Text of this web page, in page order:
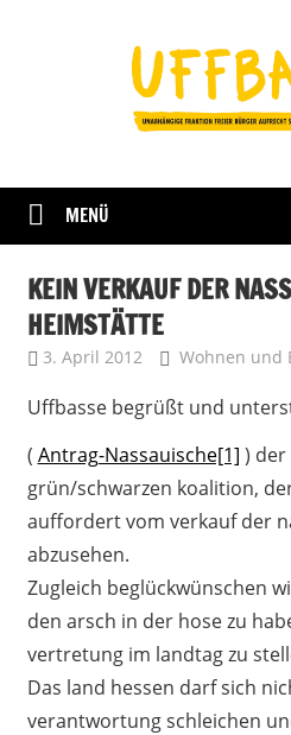
Darmstadt
MENÜ
KEIN VERKAUF DER
HEIMSTÄTTE
3. April 2012 Uffbasse
Wohnen und
Uffbasse begrüßt und
( Antrag-Nassauische[1] ) der
grün/schwarzen koalition,
auffordert vom verkauf der
abzusehen.
Zugleich beglückwünschen
den arsch in der hose zu
vertretung im landtag zu
Das land hessen darf sich
verantwortung schleichen